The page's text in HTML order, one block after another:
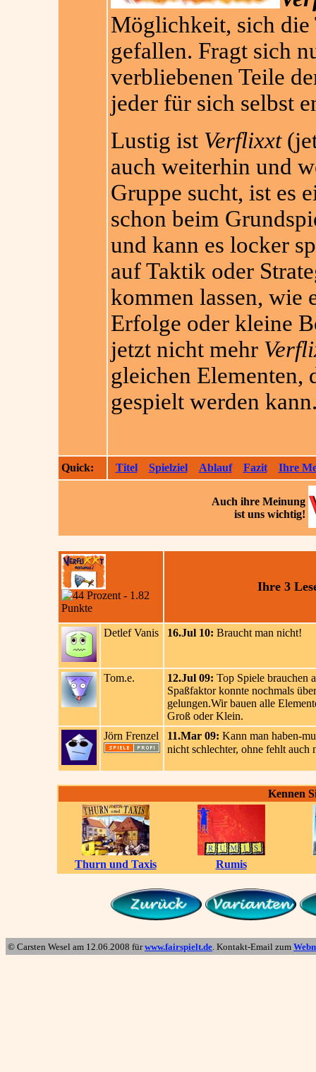
Möglichkeit, sich die
gefallen. Fragt sich
verbliebenen Teile
jeder für sich selbst
Lustig ist Verflixxt
auch weiterhin und
Gruppe sucht, ist es
schon beim
und kann es locker
auf Taktik oder
kommen lassen, wie
Erfolge oder kleine
jetzt nicht mehr
gleichen Elementen,
gespielt werden
Quick: Titel Spielziel Ablauf Fazit Ihre
Auch ihre Meinung
ist uns wichtig!
Ihre 3
Detlef Vanis 16.Jul 10: Braucht man nicht!
Tom.e. 12.Jul 09: Top Spiele brauchen
Spaßfaktor konnte nochmals
gelungen.Wir bauen alle
Groß oder Klein.
Jörn Frenzel
11.Mar 09: Kann man haben-
nicht schlechter, ohne fehlt auch
Kennen
Thurn und Taxis Rumis
© Carsten Wesel am 12.06.2008 fürwww.fairspielt.de. Kontakt-Email zum